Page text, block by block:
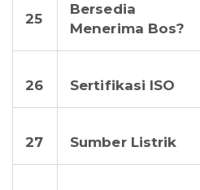
25
Bersedia
Menerima Bos?
26 Sertifikasi ISO
27 Sumber Listrik